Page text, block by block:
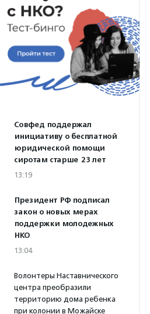
Совфед поддержал
инициативу о бесплатной
юридической помощи
сиротам старше 23 лет
13:19
Президент РФ подписал
закон о новых мерах
поддержки молодежных
НКО
13:04
Волонтеры Наставнического
центра преобразили
территорию дома ребенка
при колонии в Можайске